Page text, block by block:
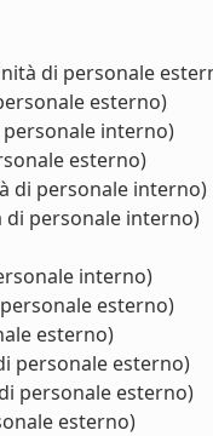
di personale
esterno)
interno)
esterno)
di personale interno)
di personale interno)
interno)
esterno)
esterno)
personale esterno)
personale esterno)
esterno)